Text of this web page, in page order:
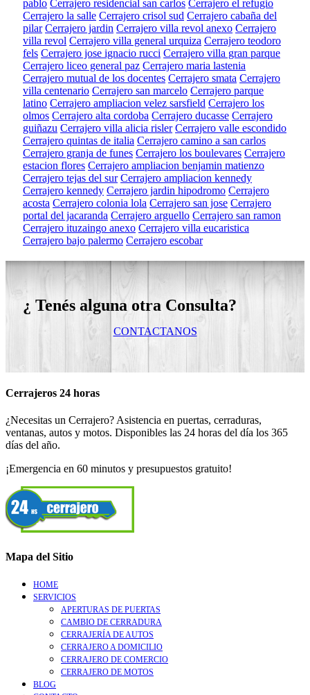
pablo Cerrajero residencial san carlos Cerrajero el refugio
Cerrajero la salle Cerrajero crisol sud Cerrajero cabaña del
pilar Cerrajero jardin Cerrajero villa revol anexo Cerrajero
villa revol Cerrajero villa general urquiza Cerrajero teodoro
fels Cerrajero jose ignacio rucci Cerrajero villa gran parque
Cerrajero liceo general paz Cerrajero maria lastenia
Cerrajero mutual de los docentes Cerrajero smata Cerrajero
villa centenario Cerrajero san marcelo Cerrajero parque
latino Cerrajero ampliacion velez sarsfield Cerrajero los
olmos Cerrajero alta cordoba Cerrajero ducasse Cerrajero
guiñazu Cerrajero villa alicia risler Cerrajero valle escondido
Cerrajero quintas de italia Cerrajero camino a san carlos
Cerrajero granja de funes Cerrajero los boulevares Cerrajero
estacion flores Cerrajero ampliacion benjamin matienzo
Cerrajero tejas del sur Cerrajero ampliacion kennedy
Cerrajero kennedy Cerrajero jardin hipodromo Cerrajero
acosta Cerrajero colonia lola Cerrajero san jose Cerrajero
portal del jacaranda Cerrajero arguello Cerrajero san ramon
Cerrajero ituzaingo anexo Cerrajero villa eucaristica
Cerrajero bajo palermo Cerrajero escobar
¿ Tenés alguna otra Consulta?
CONTACTANOS
Cerrajeros 24 horas
¿Necesitas un Cerrajero? Asistencia en puertas, cerraduras,
ventanas, autos y motos. Disponibles las 24 horas del día los 365
días del año.
¡Emergencia en 60 minutos y presupuestos gratuito!
Mapa del Sitio
HOME
SERVICIOS
APERTURAS DE PUERTAS
CAMBIO DE CERRADURA
CERRAJERÍA DE AUTOS
CERRAJERO A DOMICILIO
CERRAJERO DE COMERCIO
CERRAJERO DE MOTOS
BLOG